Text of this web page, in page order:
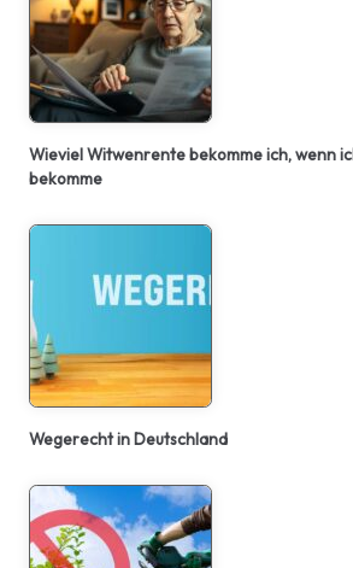
Wieviel Witwenrente bekomme ich, wenn
bekomme
Wegerecht in Deutschland